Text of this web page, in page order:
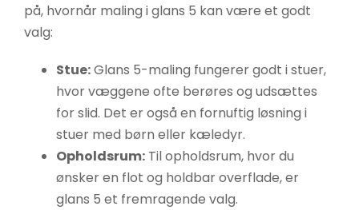
på, hvornår maling i glans 5 kan være et godt
valg:
Stue:Glans 5-maling fungerer godt i stuer,
hvor væggene ofte berøres og udsættes
for slid. Det er også en fornuftig løsning i
stuer med børn eller kæledyr.
Opholdsrum:Til opholdsrum, hvor du
ønsker en flot og holdbar overflade, er
glans 5 et fremragende valg.